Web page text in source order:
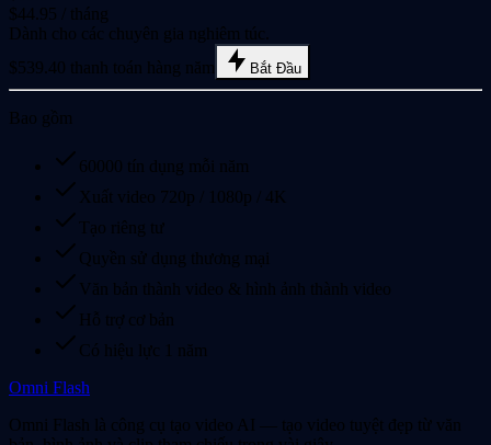
$44.95
/ tháng
Dành cho các chuyên gia nghiêm túc.
$539.40 thanh toán hàng năm
Bắt Đầu
Bao gồm
60000 tín dụng mỗi năm
Xuất video 720p / 1080p / 4K
Tạo riêng tư
Quyền sử dụng thương mại
Văn bản thành video & hình ảnh thành video
Hỗ trợ cơ bản
Có hiệu lực 1 năm
Omni Flash
Omni Flash là công cụ tạo video AI — tạo video tuyệt đẹp từ văn